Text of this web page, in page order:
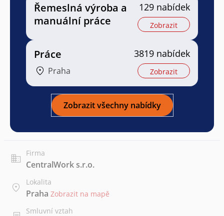
Řemeslná výroba a
manuální práce
129 nabídek
Zobrazit
Práce
Praha
3819 nabídek
Zobrazit
Zobrazit všechny nabídky
Firma
CentralWork s.r.o.
Lokalita
Praha Zobrazit na mapě
Smluvní vztah